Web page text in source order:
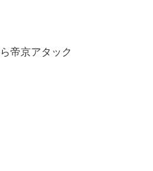
帝京アタック